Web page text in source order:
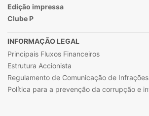
Edição impressa
Clube P
INFORMAÇÃO LEGAL
Principais Fluxos Financeiros
Estrutura Accionista
Regulamento de Comunicação de Infrações
Política para a prevenção da corrupção e